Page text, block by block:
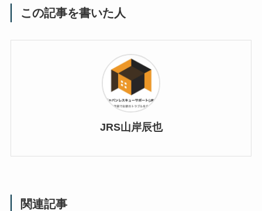
この記事を書いた人
JRS山岸辰也
関連記事